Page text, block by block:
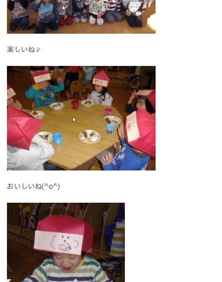
楽しいね♪
おいしいね(^o^)